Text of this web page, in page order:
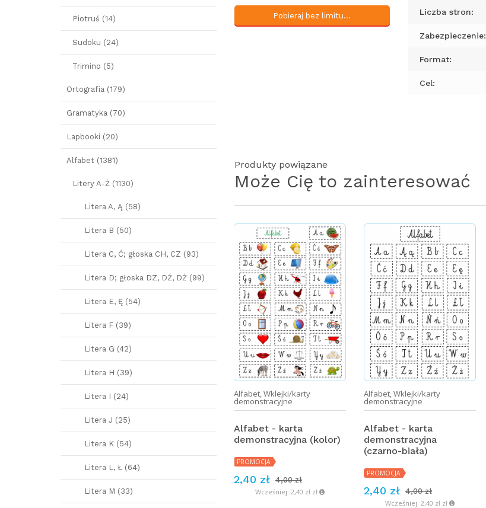
Pobieraj bez limitu... Liczba stron:
Zabezpieczenie:
Format:
Cel:
Produkty powiązane
Może Cię to zainteresować
Pakiety
Materiały dekoracyjne
Alfabet - girlanda
PROMOCJA
4,80 zł
Wcześniej: 4,80 zł zł
Alfabet,Wklejki/karty
demonstracyjne
Alfabet - karta
demonstracyjna (kolor)
PROMOCJA
2,40 zł 4,00 zł
Wcześniej: 2,40 zł zł
Alfabet,Wklejki/karty
demonstracyjne
Alfabet - karta
demonstracyjna
(czarno-biała)
PROMOCJA
2,40 zł
4,00 zł
Wcześniej: 2,40 zł zł
Piotruś (14)
Sudoku (24)
Trimino (5)
Ortografia (179)
Gramatyka (70)
Lapbooki (20)
Alfabet (1381)
Litery A-Ż (1130)
Litera A, Ą (58)
Litera B (50)
Litera C, Ć; głoska CH, CZ (93)
Litera D; głoska DZ, DŹ, DŻ (99)
Litera E, Ę (54)
Litera F (39)
Litera G (42)
Litera H (39)
Litera I (24)
Litera J (25)
Litera K (54)
Litera L, Ł (64)
Litera M (33)